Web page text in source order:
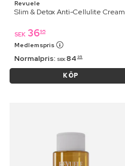
Revuele
Slim & Detox Anti-Cellulite Cream
SEK 3695
Medlemspris
Normalpris: SEK 84 95
KÖP